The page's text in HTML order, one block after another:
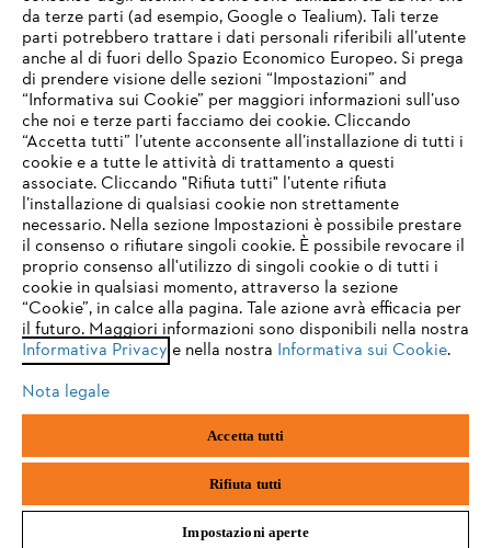
STIHL FAQ
Service
Termini e condizioni generali Privacy policy
Note legali Cookies Informazioni legali
Andreas STIHL S.p.A. - Viale delle Industrie, 15
20040 Cambiago (MI)
Email:info@stihl.it
PEC:amministrazione@stihl-pec.it
Numero di partita IVA: 09883420151.
Società a socio unico, soggetta a direzione e coordinamento di Andreas
IHR BROWSER WIRD NICHT
UNTERSTÜTZT
Sie nutzen einen Browser, den wir noch nicht unterstützen. Für
eine optimale Nutzung unserer Seite empfehlen wir Ihnen, zu
einem der folgenden Browser zu wechseln:
firefox chrome
safari edge
da terze parti (ad esempio, Google o Tealium). Tali terze
parti potrebbero trattare i dati personali riferibili all’utente
anche al di fuori dello Spazio Economico Europeo. Si prega
di prendere visione delle sezioni “Impostazioni” and
“Informativa sui Cookie” per maggiori informazioni sull’uso
che noi e terze parti facciamo dei cookie. Cliccando
“Accetta tutti” l’utente acconsente all’installazione di tutti i
cookie e a tutte le attività di trattamento a questi
associate. Cliccando "Rifiuta tutti" l’utente rifiuta
l’installazione di qualsiasi cookie non strettamente
necessario. Nella sezione Impostazioni è possibile prestare
il consenso o rifiutare singoli cookie. È possibile revocare il
proprio consenso all'utilizzo di singoli cookie o di tutti i
cookie in qualsiasi momento, attraverso la sezione
“Cookie”, in calce alla pagina. Tale azione avrà efficacia per
il futuro. Maggiori informazioni sono disponibili nella nostra
Informativa Privacy e nella nostra Informativa sui Cookie.
Nota legale
Accetta tutti
Rifiuta tutti
Impostazioni aperte